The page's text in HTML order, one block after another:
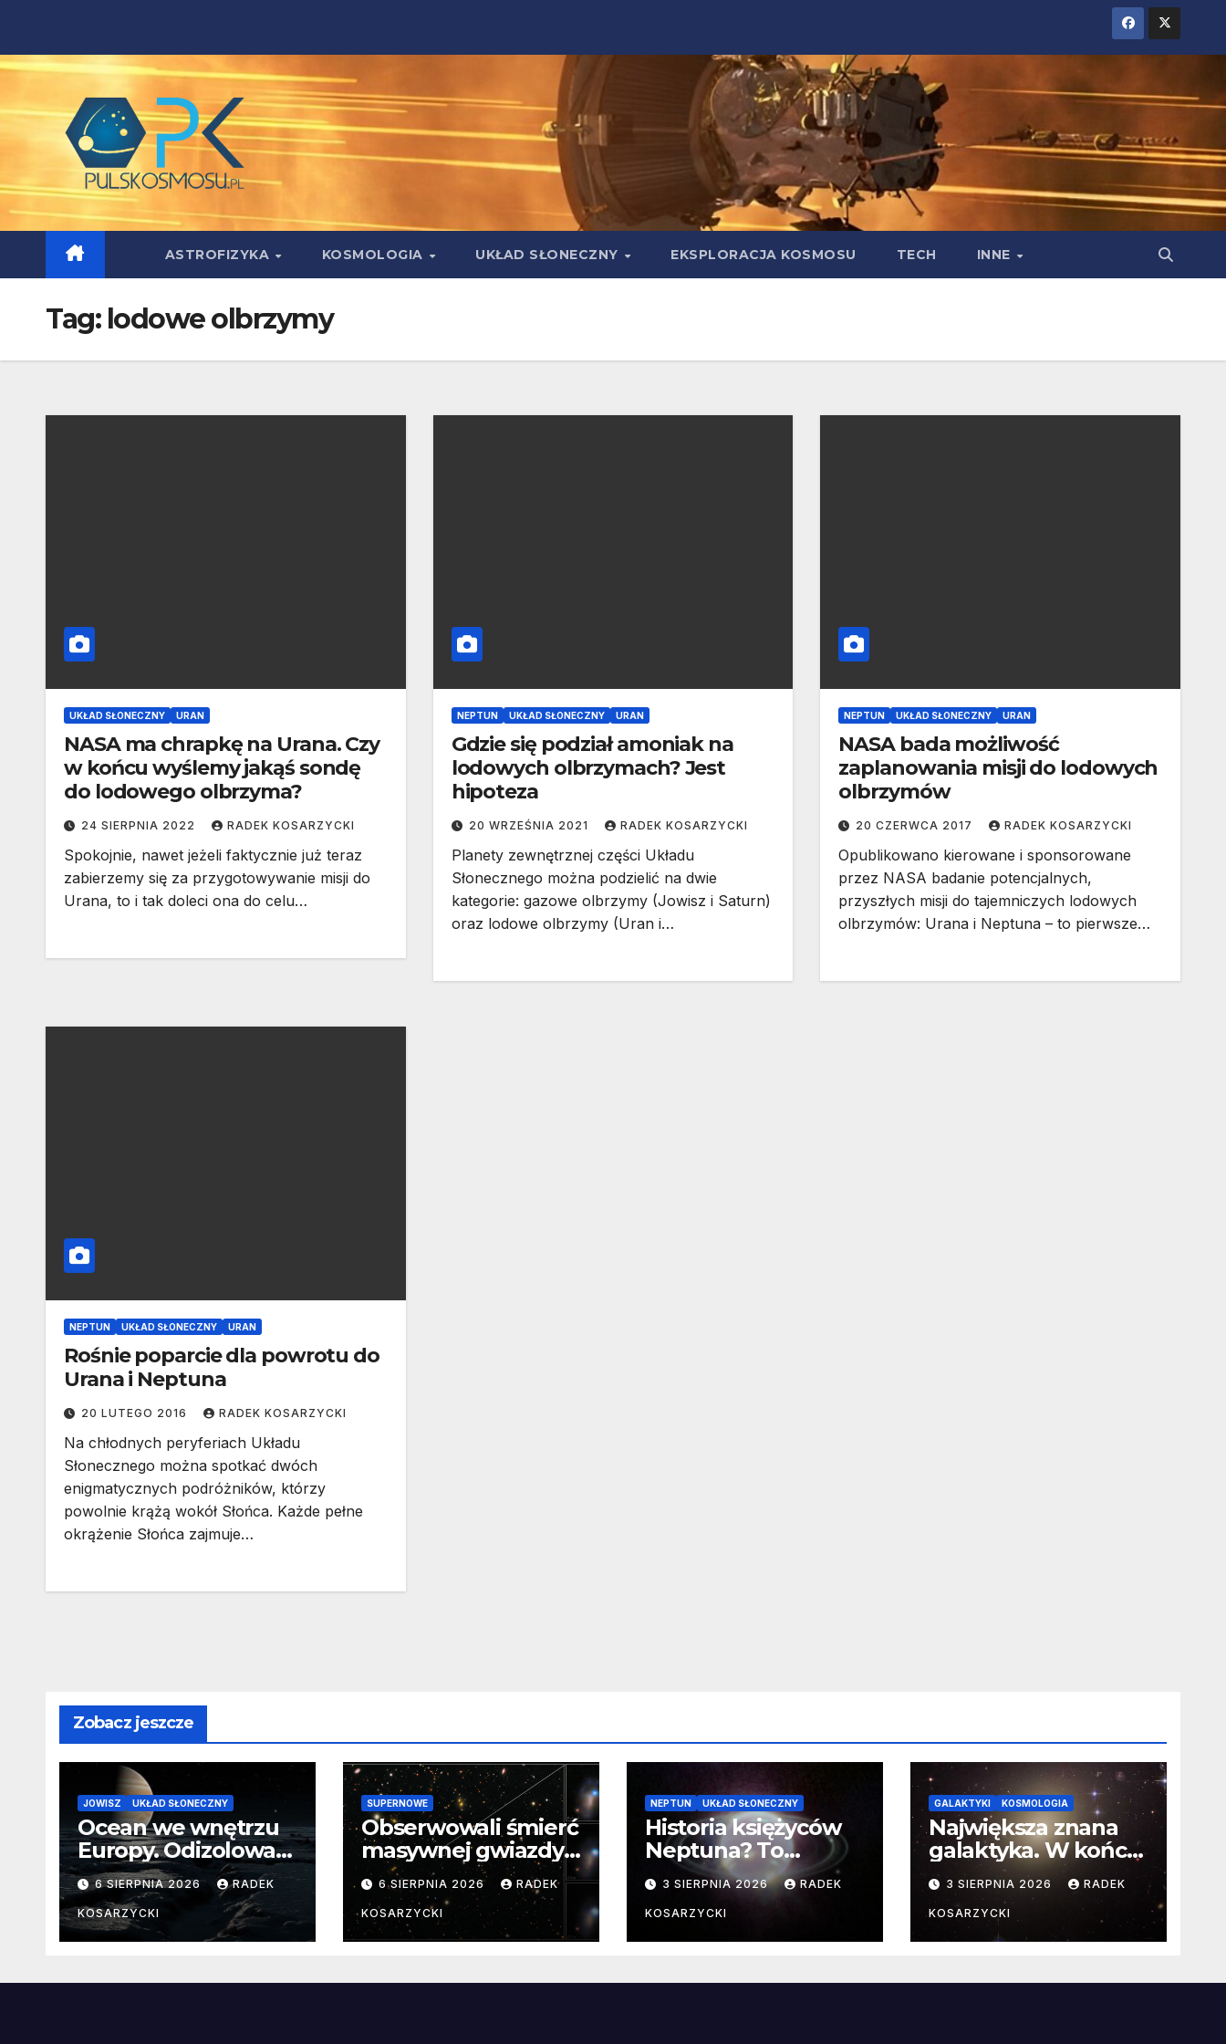
content
ASTROFIZYKA KOSMOLOGIA UKŁAD SŁONECZNY EKSPLORACJA KOSMOSU TECH INNE
Tag: lodowe olbrzymy
UKŁAD SŁONECZNY URAN
NASA ma chrapkę na Urana. Czy
w końcu wyślemy jakąś sondę
do lodowego olbrzyma?
24 SIERPNIA 2022 RADEK KOSARZYCKI
Spokojnie, nawet jeżeli faktycznie już teraz
zabierzemy się za przygotowywanie misji do
Urana, to i tak doleci ona do celu…
NEPTUN UKŁAD SŁONECZNY URAN
Gdzie się podział amoniak na
lodowych olbrzymach? Jest
hipoteza
20 WRZEŚNIA 2021 RADEK KOSARZYCKI
Planety zewnętrznej części Układu
Słonecznego można podzielić na dwie
kategorie: gazowe olbrzymy (Jowisz i Saturn)
oraz lodowe olbrzymy (Uran i…
NEPTUN UKŁAD SŁONECZNY URAN
NASA bada możliwość
zaplanowania misji do lodowych
olbrzymów
20 CZERWCA 2017 RADEK KOSARZYCKI
Opublikowano kierowane i sponsorowane
przez NASA badanie potencjalnych,
przyszłych misji do tajemniczych lodowych
olbrzymów: Urana i Neptuna – to pierwsze…
NEPTUN UKŁAD SŁONECZNY URAN
Rośnie poparcie dla powrotu do
Urana i Neptuna
20 LUTEGO 2016 RADEK KOSARZYCKI
Na chłodnych peryferiach Układu
Słonecznego można spotkać dwóch
enigmatycznych podróżników, którzy
powolnie krążą wokół Słońca. Każde pełne
okrążenie Słońca zajmuje…
Zobacz jeszcze
JOWISZ UKŁAD SŁONECZNY
Ocean we wnętrzu
Europy. Odizolowani
przez lodową
barierę
6 SIERPNIA 2026 RADEK
KOSARZYCKI
SUPERNOWE
Obserwowali śmierć
masywnej gwiazdy
od samego
początku.
Niezwykle cenne
dane
6 SIERPNIA 2026 RADEK
KOSARZYCKI
NEPTUN UKŁAD SŁONECZNY
Historia księżyców
Neptuna? To
skomplikowane
3 SIERPNIA 2026 RADEK
KOSARZYCKI
GALAKTYKI KOSMOLOGIA
Największa znana
galaktyka. W końcu
poznaliśmy jej
faktyczne wymiary
3 SIERPNIA 2026 RADEK
KOSARZYCKI